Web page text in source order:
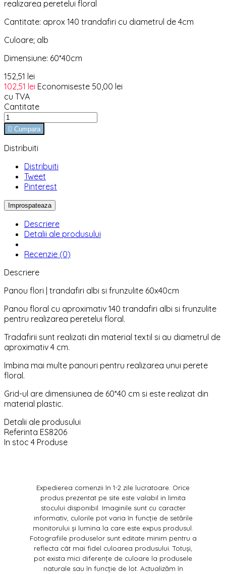
realizarea peretelui floral
Cantitate: aprox 140 trandafiri cu diametrul de 4cm
Culoare; alb
Dimensiune: 60*40cm
152,51 lei
102,51 lei Economiseste 50,00 lei
cu TVA
Cantitate
 Cumpara
Distribuiti
Distribuiti
Tweet
Pinterest
Descriere
Detalii ale produsului
Recenzie (0)
Descriere
Panou flori | trandafiri albi si frunzulite 60x40cm
Panou floral cu aproximativ 140 trandafiri albi si frunzulite
pentru realizarea peretelui floral.
Tradafirii sunt realizati din material textil si au diametrul de
aproximativ 4 cm.
Imbina mai multe panouri pentru realizarea unui perete
floral.
Grid-ul are dimensiunea de 60*40 cm si este realizat din
material plastic.
Detalii ale produsului
Referinta ES8206
In stoc 4 Produse
Expedierea comenzii în 1-2 zile lucratoare. Orice
produs prezentat pe site este valabil in limita
stocului disponibil. Imaginile sunt cu caracter
informativ, culorile pot varia în funcție de setările
monitorului și lumina la care este expus produsul.
Fotografiile produselor sunt editate minim pentru a
reflecta cât mai fidel culoarea produsului. Totuși,
pot exista mici diferențe de culoare la produsele
naturale sau în funcție de lot. Actualizăm în